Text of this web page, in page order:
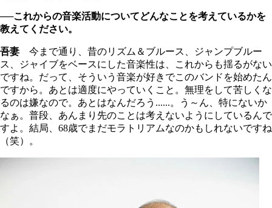
──これからの音楽活動についてどんなことを考えているかを
教えてください。
吾妻 今まで通り、昔のリズム＆ブルース、ジャンプブルー
ス、ジャイブをベースにした音楽性は、これからも揺るがない
ですね。だって、そういう音楽が好きでこのバンドを始めたん
ですから。あとは適度にやっていくこと。無理をして苦しくな
るのは嫌なので。あとはなんだろう......。う～ん、特にないか
なぁ。普段、あんまり先のことは考えないようにしているんで
すよ。結局、68歳でまだモラトリアムなのかもしれないですね
（笑）。